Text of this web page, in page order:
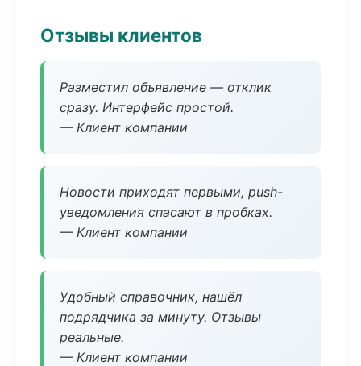
Отзывы клиентов
Разместил объявление — отклик
сразу. Интерфейс простой.
— Клиент компании
Новости приходят первыми, push-
уведомления спасают в пробках.
— Клиент компании
Удобный справочник, нашёл
подрядчика за минуту. Отзывы
реальные.
— Клиент компании